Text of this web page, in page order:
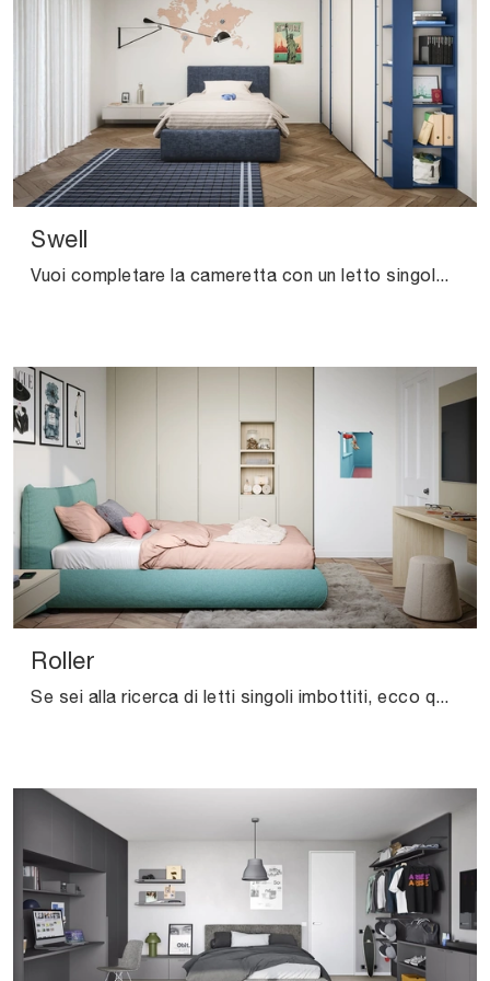
Swell
Vuoi completare la cameretta con un letto singolo in tessuto? Ti presentiamo il modello Swell di Nidi per spazi moderni.
Roller
Se sei alla ricerca di letti singoli imbottiti, ecco qui il modello Roller in tessuto per valorizzare la camera dei più piccoli.